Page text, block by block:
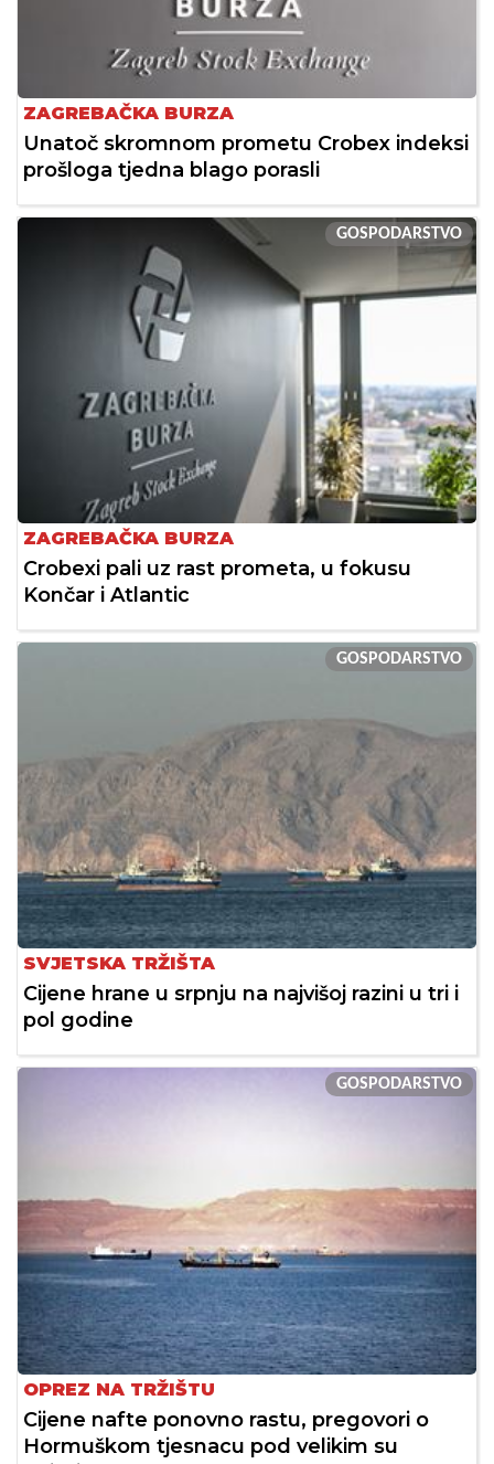
ZAGREBAČKA BURZA
Unatoč skromnom prometu Crobex indeksi
prošloga tjedna blago porasli
GOSPODARSTVO
ZAGREBAČKA BURZA
Crobexi pali uz rast prometa, u fokusu
Končar i Atlantic
GOSPODARSTVO
SVJETSKA TRŽIŠTA
Cijene hrane u srpnju na najvišoj razini u tri i
pol godine
GOSPODARSTVO
OPREZ NA TRŽIŠTU
Cijene nafte ponovno rastu, pregovori o
Hormuškom tjesnacu pod velikim su